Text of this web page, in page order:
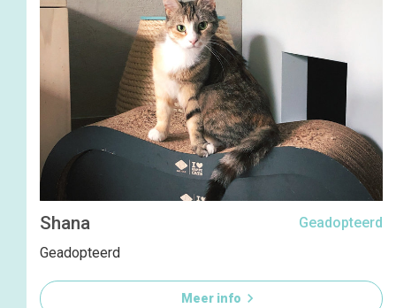
Shana
Geadopteerd
Geadopteerd
Meer info 